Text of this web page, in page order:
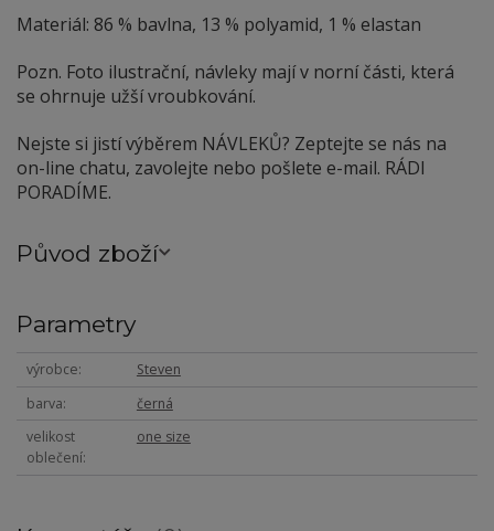
Materiál: 86 % bavlna, 13 % polyamid, 1 % elastan
Pozn. Foto ilustrační, návleky mají v norní části, která
se ohrnuje užší vroubkování.
Nejste si jistí výběrem NÁVLEKŮ? Zeptejte se nás na
on-line chatu, zavolejte nebo pošlete e-mail. RÁDI
PORADÍME.
Původ zboží
Parametry
výrobce
Steven
barva
černá
velikost
oblečení
one size